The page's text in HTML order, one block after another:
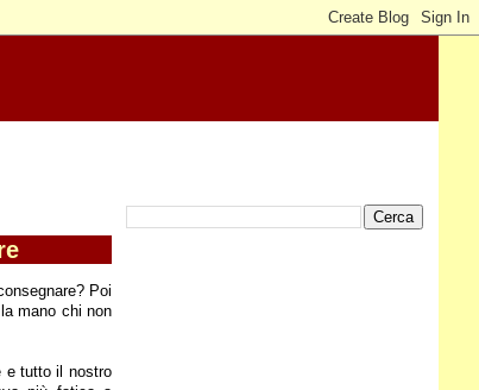
Poi
mano chi non
e tutto il nostro